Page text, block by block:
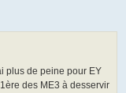
plus de peine pour EY
des ME3 à desservir